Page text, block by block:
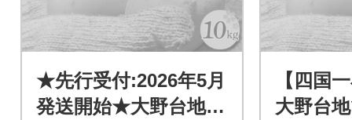
★先行受付:2026年5月
発送開始★大野台地で
【四国
大野台